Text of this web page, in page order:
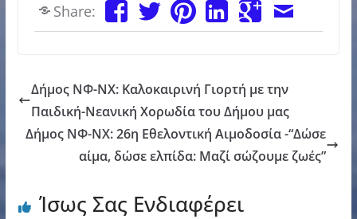
Share:
Δήμος ΝΦ-ΝΧ: Καλοκαιρινή Γιορτή με την
Παιδική-Νεανική Χορωδία του Δήμου μας
Δήμος ΝΦ-ΝΧ: 26η Εθελοντική Αιμοδοσία -“Δώσε
αίμα, δώσε ελπίδα: Μαζί σώζουμε ζωές”
Ίσως Σας Ενδιαφέρει